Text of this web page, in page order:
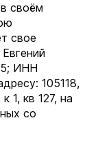
своём
свое
ИНН
105118,
1, кв 127, на
со